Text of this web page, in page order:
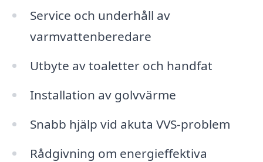
Service och underhåll av
varmvattenberedare
Utbyte av toaletter och handfat
Installation av golvvärme
Snabb hjälp vid akuta VVS-problem
Rådgivning om energieffektiva